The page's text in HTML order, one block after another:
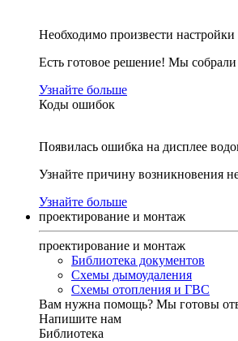
Необходимо произвести
Есть готовое решение! Мы
Узнайте больше
Коды ошибок
Появилась ошибка на дисплее
Узнайте причину возникновения
Узнайте больше
проектирование и монтаж
проектирование и монтаж
Библиотека документов
Схемы дымоудаления
Схемы отопления и ГВС
Вам нужна помощь? Мы готовы
Напишите нам
Библиотека